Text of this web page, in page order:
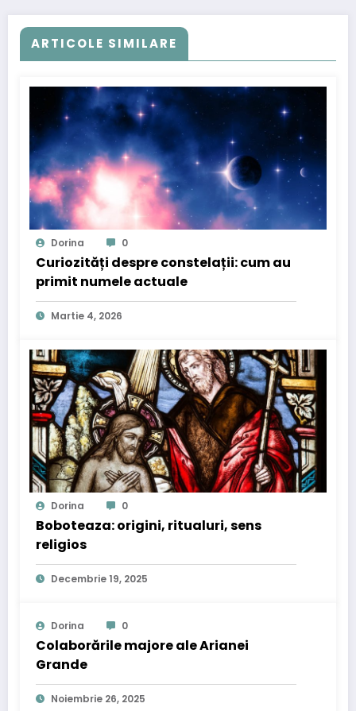
ARTICOLE SIMILARE
Dorina 0
Curiozități despre constelații: cum au
primit numele actuale
Martie 4, 2026
Dorina 0
Boboteaza: origini, ritualuri, sens
religios
Decembrie 19, 2025
Dorina 0
Colaborările majore ale Arianei
Grande
Noiembrie 26, 2025